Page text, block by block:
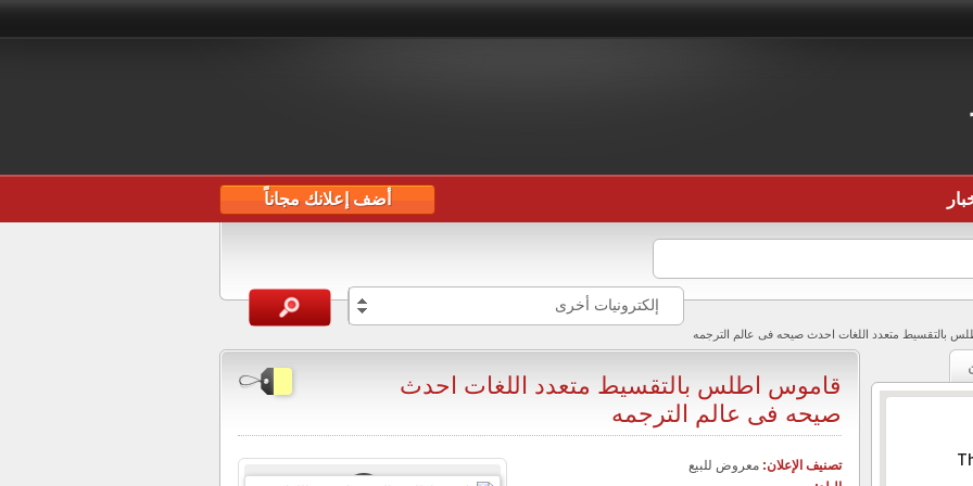
أضف إعلانك مجاناً
إلكترونيات أخرى
بالتقسيط متعدد اللغات احدث صيحه فى عالم الترجمه
قاموس اطلس بالتقسيط متعدد اللغات احدث
صيحه فى عالم الترجمه
تصنيف الإعلان: معروض للبيع